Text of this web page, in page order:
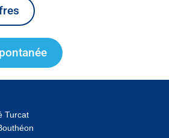
Turcat